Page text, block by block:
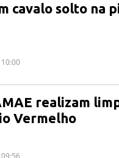
cavalo solto na
realizam
Vermelho